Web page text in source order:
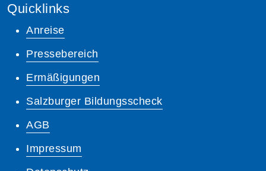
Quicklinks
Anreise
Pressebereich
Ermäßigungen
Salzburger Bildungsscheck
AGB
Impressum